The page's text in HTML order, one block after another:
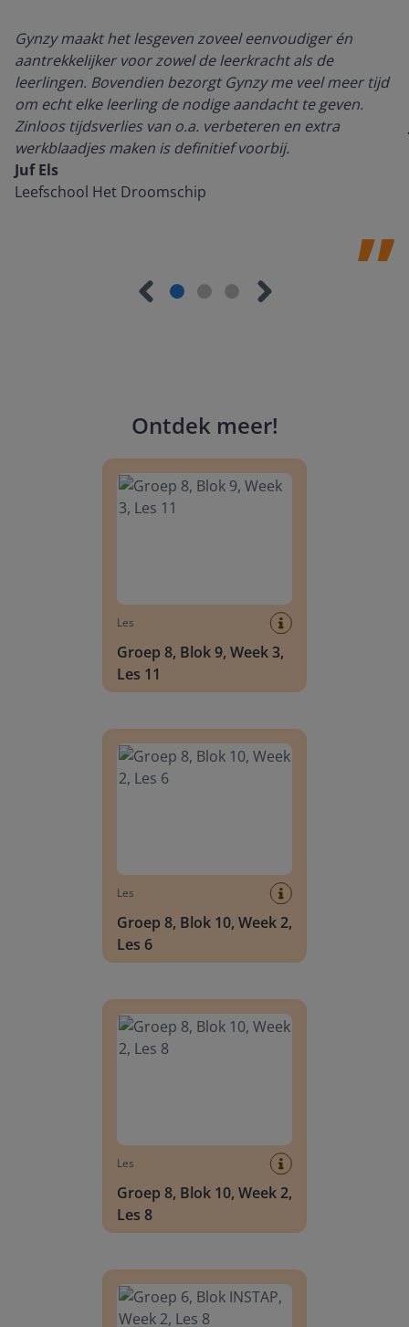
Gynzy maakt het lesgeven zoveel eenvoudiger én
aantrekkelijker voor zowel de leerkracht als de
leerlingen. Bovendien bezorgt Gynzy me veel meer tijd
om echt elke leerling de nodige aandacht te geven.
Zinloos tijdsverlies van o.a. verbeteren en extra
werkblaadjes maken is definitief voorbij.
Juf Els
Leefschool Het Droomschip
Ontdek meer!
Les
Groep 8, Blok 9, Week 3,
Les 11
Les
Groep 8, Blok 10, Week 2,
Les 6
Les
Groep 8, Blok 10, Week 2,
Les 8